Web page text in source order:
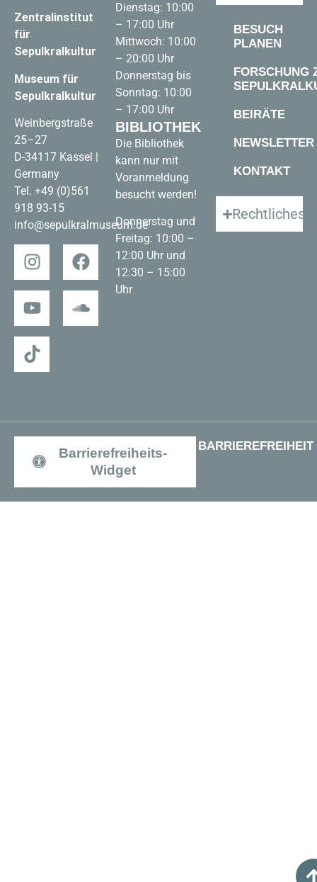
Zentralinstitut
für
Sepulkralkultur
Museum für
Sepulkralkultur
Weinbergstraße
25–27
D-34117 Kassel |
Germany
Tel. +49 (0)561
918 93-15
info@sepulkralmuseum.de
Dienstag: 10:00
– 17:00 Uhr
Mittwoch: 10:00
– 20:00 Uhr
Donnerstag bis
Sonntag: 10:00
– 17:00 Uhr
BIBLIOTHEK
Die Bibliothek
kann nur mit
Voranmeldung
besucht werden!
Donnerstag und
Freitag: 10:00 –
12:00 Uhr und
12:30 – 15:00
Uhr
BESUCH
PLANEN
FORSCHUNG
BEIRÄTE
NEWSLETTER
KONTAKT
Rechtliches
Barrierefreiheits-
Widget
BARRIEREFREIHEIT